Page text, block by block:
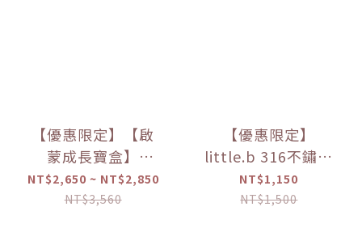
【優惠限定】【啟
蒙成長寶盒】
little.b餐具成長禮
盒
NT$2,650 ~ NT$2,850
NT$3,560
【優惠限定】
little.b 316不鏽鋼
餐具系列｜雙層不
鏽鋼吸盤碗 學習餐
NT$1,150
NT$1,500